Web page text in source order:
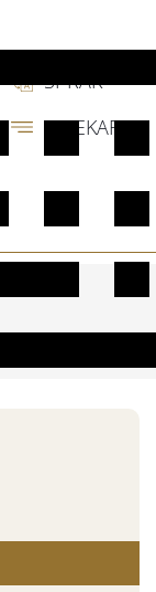
SPRÅK
SIDEKART